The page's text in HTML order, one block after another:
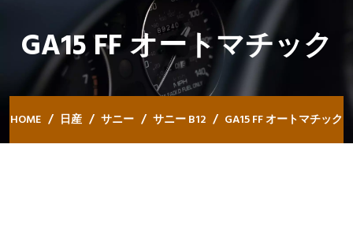
GA15 FF オートマチック
HOME 日産 サニー サニー B12 GA15 FF オートマチック